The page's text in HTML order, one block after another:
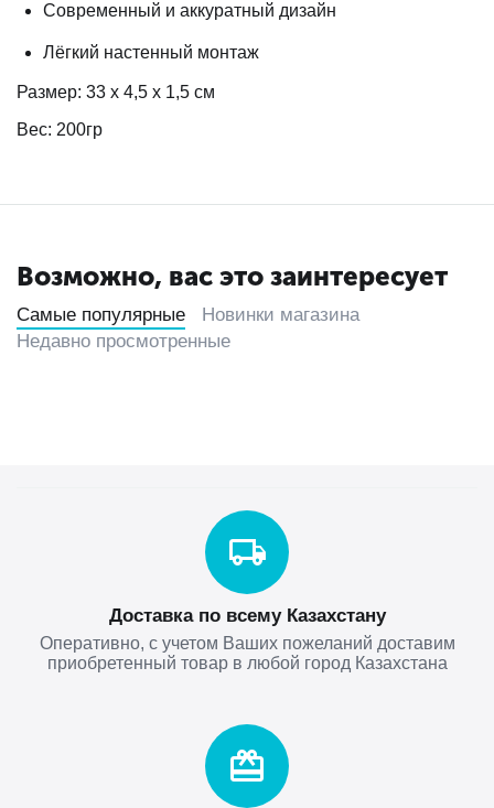
Современный и аккуратный дизайн
Лёгкий настенный монтаж
Размер: 33 х 4,5 х 1,5 см
Вес: 200гр
Возможно, вас это заинтересует
Самые популярные
Новинки магазина
Недавно просмотренные
Доставка по всему Казахстану
Оперативно, с учетом Ваших пожеланий доставим
приобретенный товар в любой город Казахстана